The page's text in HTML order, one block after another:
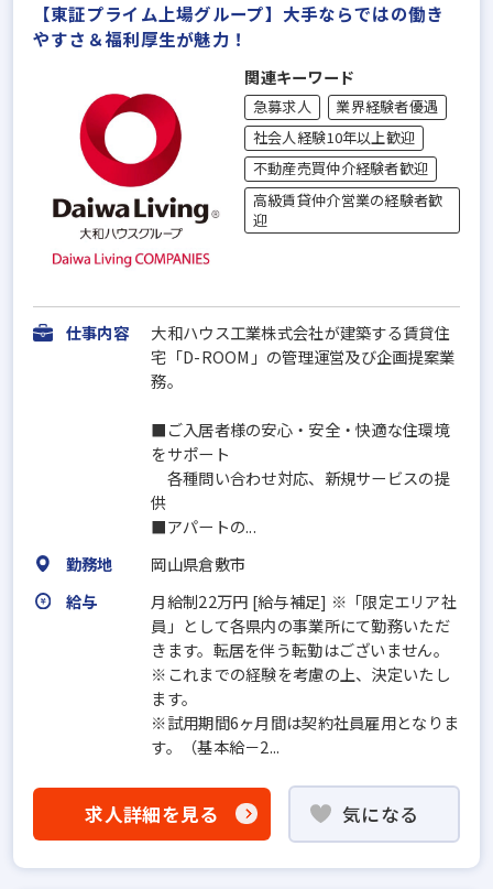
【東証プライム上場グループ】大手ならではの働き
やすさ＆福利厚⽣が魅力！
関連キーワード
急募求人
業界経験者優遇
社会人経験10年以上歓迎
不動産売買仲介経験者歓迎
高級賃貸仲介営業の経験者歓
迎
仕事内容
大和ハウス工業株式会社が建築する賃貸住
宅「D-ROOM」の管理運営及び企画提案業
務。
■ご入居者様の安心・安全・快適な住環境
をサポート
各種問い合わせ対応、新規サービスの提
供
■アパートの...
勤務地
岡山県倉敷市
給与
月給制22万円 [給与補足] ※「限定エリア社
員」として各県内の事業所にて勤務いただ
きます。転居を伴う転勤はございません。
※これまでの経験を考慮の上、決定いたし
ます。
※試用期間6ヶ月間は契約社員雇用となりま
す。（基本給－2...
求人詳細を見る 気になる